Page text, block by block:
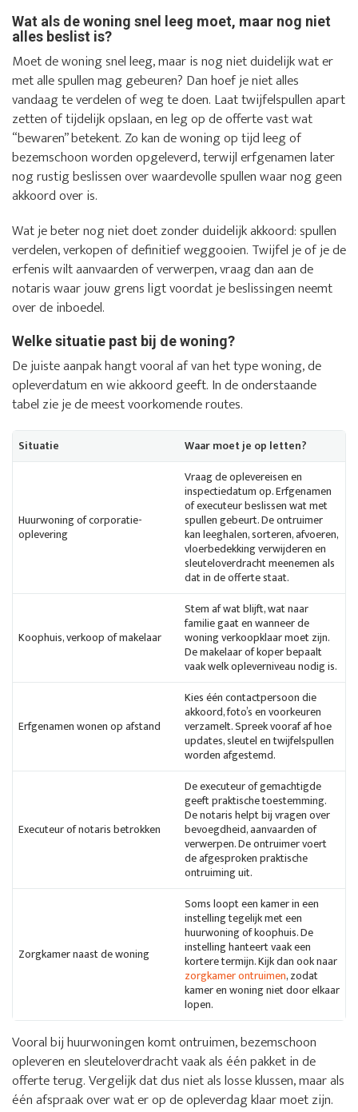
Wat als de woning snel leeg moet, maar nog niet
alles beslist is?
Moet de woning snel leeg, maar is nog niet duidelijk wat er
met alle spullen mag gebeuren? Dan hoef je niet alles
vandaag te verdelen of weg te doen. Laat twijfelspullen apart
zetten of tijdelijk opslaan, en leg op de offerte vast wat
“bewaren” betekent. Zo kan de woning op tijd leeg of
bezemschoon worden opgeleverd, terwijl erfgenamen later
nog rustig beslissen over waardevolle spullen waar nog geen
akkoord over is.
Wat je beter nog niet doet zonder duidelijk akkoord: spullen
verdelen, verkopen of definitief weggooien. Twijfel je of je de
erfenis wilt aanvaarden of verwerpen, vraag dan aan de
notaris waar jouw grens ligt voordat je beslissingen neemt
over de inboedel.
Welke situatie past bij de woning?
De juiste aanpak hangt vooral af van het type woning, de
opleverdatum en wie akkoord geeft. In de onderstaande
tabel zie je de meest voorkomende routes.
Situatie Waar moet je op letten?
Huurwoning of corporatie-
oplevering
Vraag de oplevereisen en
inspectiedatum op. Erfgenamen
of executeur beslissen wat met
spullen gebeurt. De ontruimer
kan leeghalen, sorteren, afvoeren,
vloerbedekking verwijderen en
sleuteloverdracht meenemen als
dat in de offerte staat.
Koophuis, verkoop of makelaar
Stem af wat blijft, wat naar
familie gaat en wanneer de
woning verkoopklaar moet zijn.
De makelaar of koper bepaalt
vaak welk opleverniveau nodig is.
Erfgenamen wonen op afstand
Kies één contactpersoon die
akkoord, foto’s en voorkeuren
verzamelt. Spreek vooraf af hoe
updates, sleutel en twijfelspullen
worden afgestemd.
Executeur of notaris betrokken
De executeur of gemachtigde
geeft praktische toestemming.
De notaris helpt bij vragen over
bevoegdheid, aanvaarden of
verwerpen. De ontruimer voert
de afgesproken praktische
ontruiming uit.
Zorgkamer naast de woning
Soms loopt een kamer in een
instelling tegelijk met een
huurwoning of koophuis. De
instelling hanteert vaak een
kortere termijn. Kijk dan ook naar
zorgkamer ontruimen, zodat
kamer en woning niet door elkaar
lopen.
Vooral bij huurwoningen komt ontruimen, bezemschoon
opleveren en sleuteloverdracht vaak als één pakket in de
offerte terug. Vergelijk dat dus niet als losse klussen, maar als
één afspraak over wat er op de opleverdag klaar moet zijn.